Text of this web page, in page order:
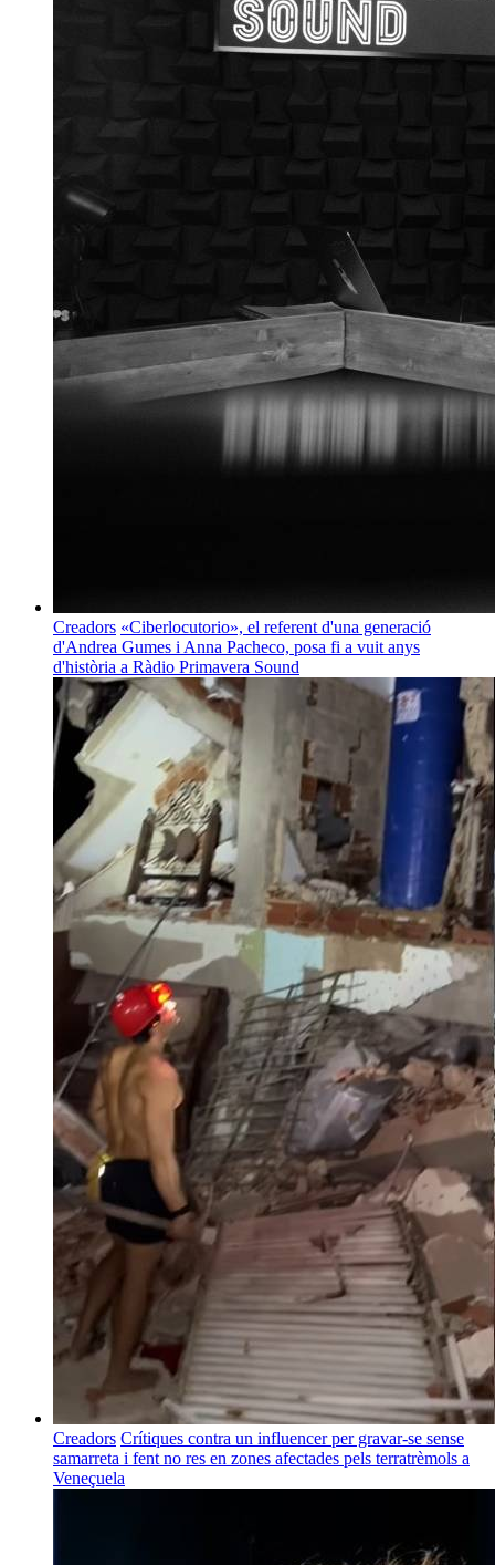
Creadors «Ciberlocutorio», el referent d'una generació
d'Andrea Gumes i Anna Pacheco, posa fi a vuit anys
d'història a Ràdio Primavera Sound
Creadors Crítiques contra un influencer per gravar-se sense
samarreta i fent no res en zones afectades pels terratrèmols a
Veneçuela